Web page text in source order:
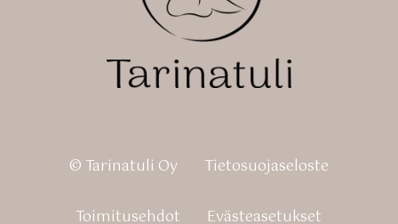
© Tarinatuli Oy Tietosuojaseloste
Toimitusehdot Eväste­asetukset